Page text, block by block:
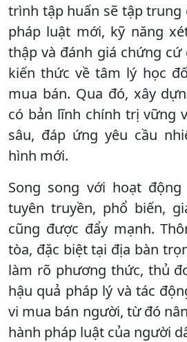
trình tập huấn sẽ tập trung
pháp luật mới, kỹ năng
thập và đánh giá chứng
kiến thức về tâm lý học
mua bán. Qua đó, xây
có bản lĩnh chính trị vững
sâu, đáp ứng yêu cầu
hình mới.
Song song với hoạt
tuyên truyền, phổ biến,
cũng được đẩy mạnh.
tòa, đặc biệt tại địa bàn
làm rõ phương thức, thủ
hậu quả pháp lý và tác
vi mua bán người, từ đó
hành pháp luật của người